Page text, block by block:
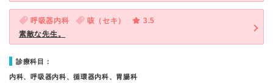
呼吸器内科 咳（セキ）
3.5
素敵な先生。
診療科目：
内科、呼吸器内科、循環器内科、胃腸科